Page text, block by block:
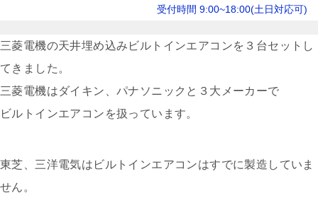
受付時間 9:00~18:00(土日対応可)
三菱電機の天井埋め込みビルトインエアコンを３台セットし
てきました。
三菱電機はダイキン、パナソニックと３大メーカーで
ビルトインエアコンを扱っています。
東芝、三洋電気はビルトインエアコンはすでに製造していま
せん。